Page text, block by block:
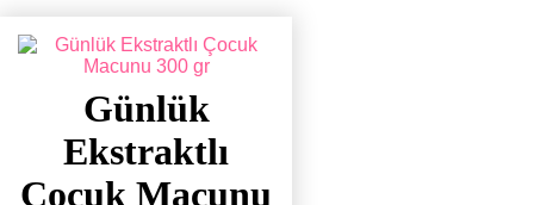
Günlük
Ekstraktlı
Çocuk Macunu